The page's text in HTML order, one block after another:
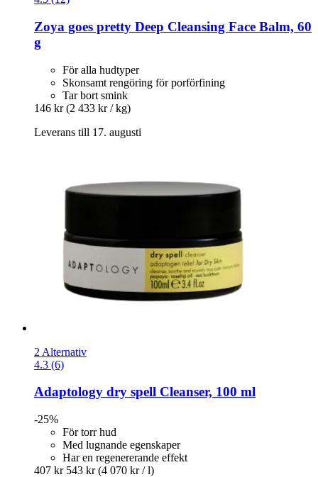
Zoya goes pretty Deep Cleansing Face Balm, 60
g
För alla hudtyper
Skonsamt rengöring för porförfining
Tar bort smink
146 kr (2 433 kr / kg)
Leverans till 17. augusti
2 Alternativ
4.3 (6)
Adaptology dry spell Cleanser, 100 ml
-25%
För torr hud
Med lugnande egenskaper
Har en regenererande effekt
407 kr 543 kr (4 070 kr / l)